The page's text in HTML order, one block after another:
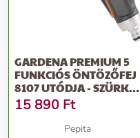
GARDENA PREMIUM 5
FUNKCIÓS ÖNTÖZŐFEJ
8107 UTÓDJA - SZÜRKE-
NARANCS
15 890 Ft
Pepita